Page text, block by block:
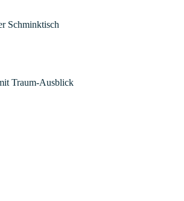
Schminktisch
Traum-Ausblick